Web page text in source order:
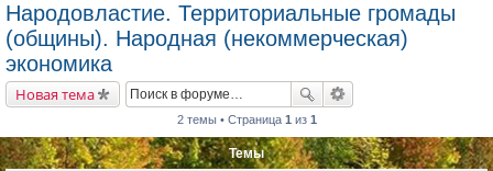
Народовластие. Территориальные громады
(общины). Народная (некоммерческая)
экономика
Новая тема
2 темы • Страница 1 из 1
Темы